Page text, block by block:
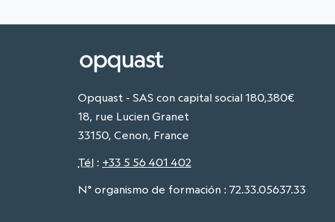
Opquast - SAS con capital social 180,380€
18, rue Lucien Granet
33150, Cenon, France
Tél : +33 5 56 401 402
N° organismo de formación : 72.33.05637.33